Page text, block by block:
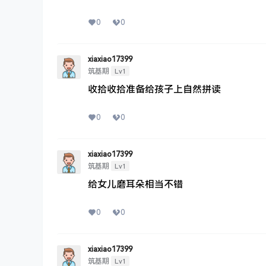
0 0
xiaxiao17399
筑基期
Lv1
收拾收拾准备给孩子上自然拼读
0 0
xiaxiao17399
筑基期
Lv1
给女儿磨耳朵相当不错
0 0
xiaxiao17399
筑基期
Lv1